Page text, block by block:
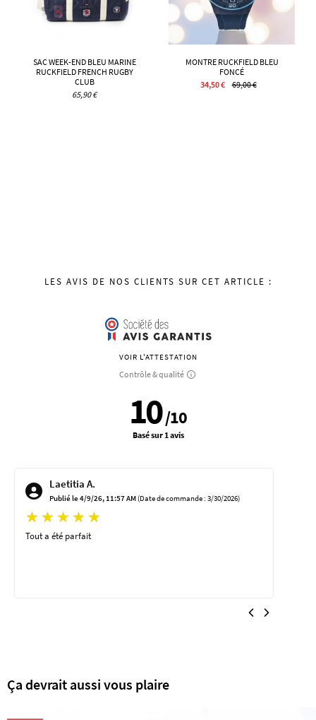
SAC WEEK-END BLEU MARINE
RUCKFIELD FRENCH RUGBY
CLUB
65,90 €
MONTRE RUCKFIELD BLEU
FONCÉ
34,50 €
69,00 €
LES AVIS DE NOS CLIENTS SUR CET ARTICLE :
VOIR L'ATTESTATION
Contrôle & qualité
10/10
Basé sur 1 avis
Laetitia A.
Publié le 4/9/26, 11:57 AM (Date de commande : 3/30/2026)
Tout a été parfait
Ça devrait aussi vous plaire